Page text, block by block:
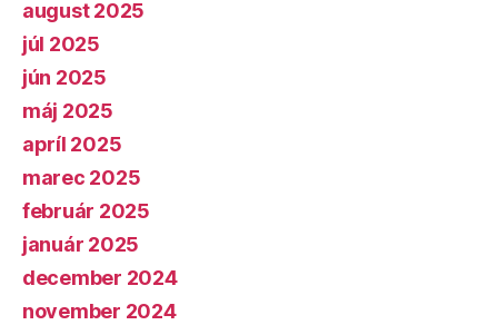
august 2025
júl 2025
jún 2025
máj 2025
apríl 2025
marec 2025
február 2025
január 2025
december 2024
november 2024